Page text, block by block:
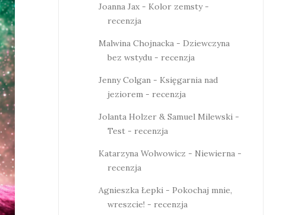
Joanna Jax - Kolor zemsty -
recenzja
Malwina Chojnacka - Dziewczyna
bez wstydu - recenzja
Jenny Colgan - Księgarnia nad
jeziorem - recenzja
Jolanta Holzer & Samuel Milewski -
Test - recenzja
Katarzyna Wolwowicz - Niewierna -
recenzja
Agnieszka Łepki - Pokochaj mnie,
wreszcie! - recenzja